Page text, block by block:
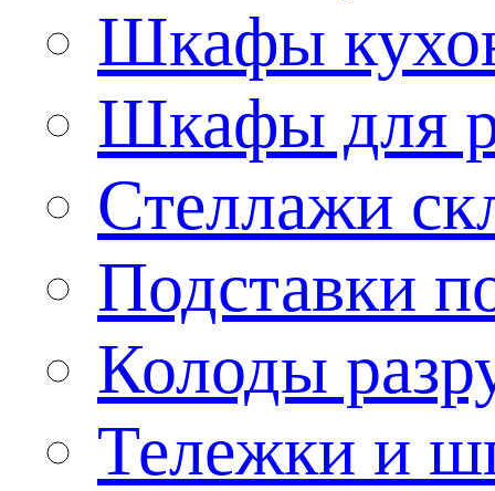
Шкафы
Шкафы для
Стеллажи
Подставки
Колоды
Тележки и